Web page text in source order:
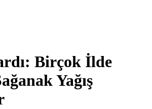
Birçok İlde
Yağış